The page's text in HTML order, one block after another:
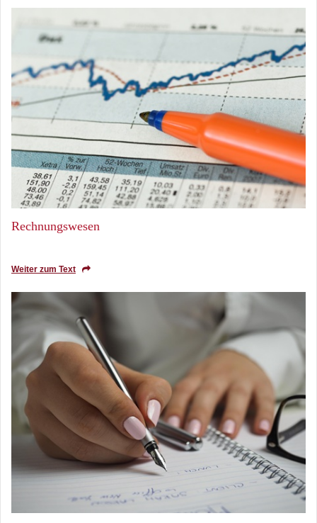
Rechnungswesen
Weiter zum Text